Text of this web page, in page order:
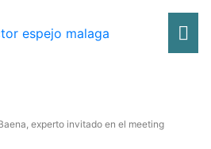
experto invitado en el meeting